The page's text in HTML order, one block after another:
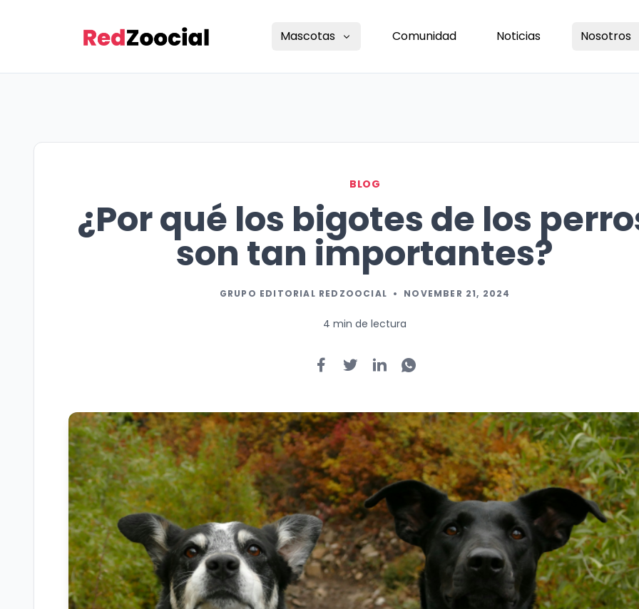
Mascotas Comunidad Noticias Nosotros
BLOG
¿Por qué los bigotes de los
son tan importantes?
GRUPO EDITORIAL REDZOOCIAL • NOVEMBER 21, 2024
4 min de lectura